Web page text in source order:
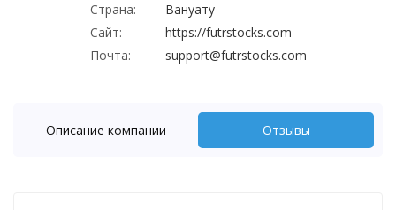
Страна:
Вануату
Сайт:
https://futrstocks.com
Почта:
support@futrstocks.com
Описание компании Отзывы